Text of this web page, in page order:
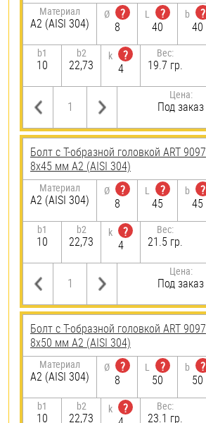
Материал
А2 (AISI 304)
Ø
?
8
L
?
40
b
?
40
b1
10
b2
22,73
k
?
4
Вес:
19.7 гр.
Цена:
Под заказ
Болт с Т-образной головкой ART 9097
8х45 мм А2 (AISI 304)
Материал
А2 (AISI 304)
Ø
?
8
L
?
45
b
?
45
b1
10
b2
22,73
k
?
4
Вес:
21.5 гр.
Цена:
Под заказ
Болт с Т-образной головкой ART 9097
8х50 мм А2 (AISI 304)
Материал
А2 (AISI 304)
Ø
?
8
L
?
50
b
?
50
b1
10
b2
22,73
k
?
Вес:
23.1 гр.